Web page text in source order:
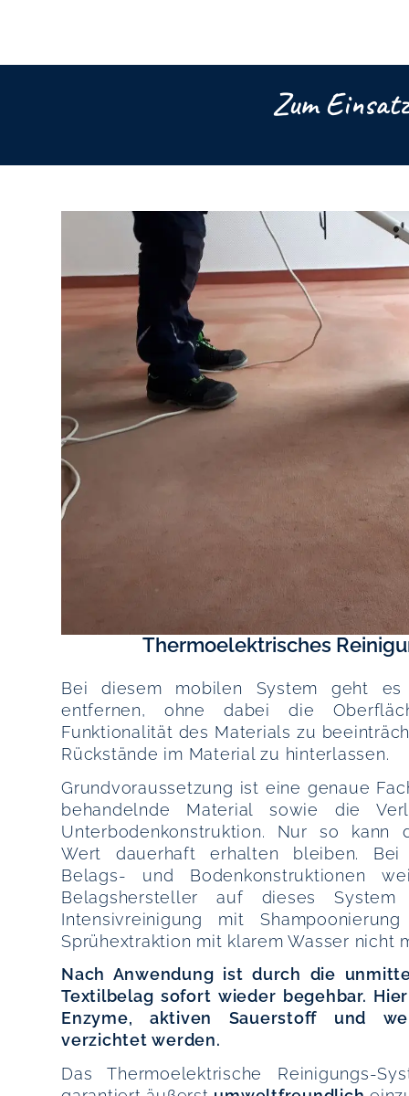
Zum
Thermoelektrisches
Bei diesem mobilen System geht es
entfernen, ohne dabei die
Funktionalität des Materials zu
Rückstände im Material zu hinterlassen.
Grundvoraussetzung ist eine genaue
behandelnde Material sowie die
Unterbodenkonstruktion. Nur so kann
Wert dauerhaft erhalten bleiben. Bei
Belags- und Bodenkonstruktionen
Belagshersteller auf dieses
Intensivreinigung mit
Sprühextraktion mit klarem Wasser nicht
Nach Anwendung ist durch die
Textilbelag sofort wieder begehbar.
Enzyme, aktiven Sauerstoff und
verzichtet werden.
Das Thermoelektrische Reinigungs-